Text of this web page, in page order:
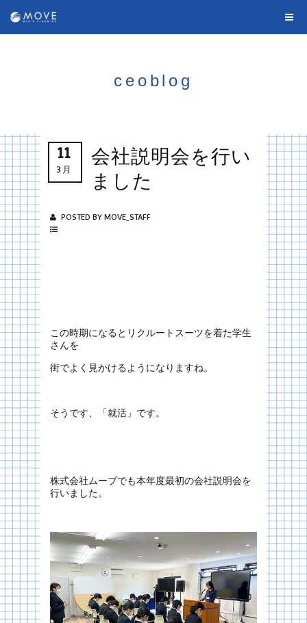
ceoblog
11
3月
会社説明会を行い
ました
POSTED BY MOVE_STAFF
この時期になるとリクルートスーツを着た学生
さんを
街でよく見かけるようになりますね。
そうです、「就活」です。
株式会社ムーブでも本年度最初の会社説明会を
行いました。